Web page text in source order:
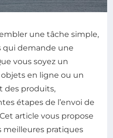
une tâche simple,
qui demande une
vous soyez un
en ligne ou un
des produits,
étapes de l’envoi de
article vous propose
meilleures pratiques